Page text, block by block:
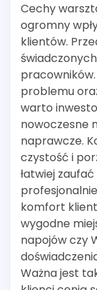
Cechy
ogromny
klientów.
problemu
warto
nowoczesne
naprawcze.
czystość i
łatwiej
komfort
wygodne
napojów czy
Ważna jest